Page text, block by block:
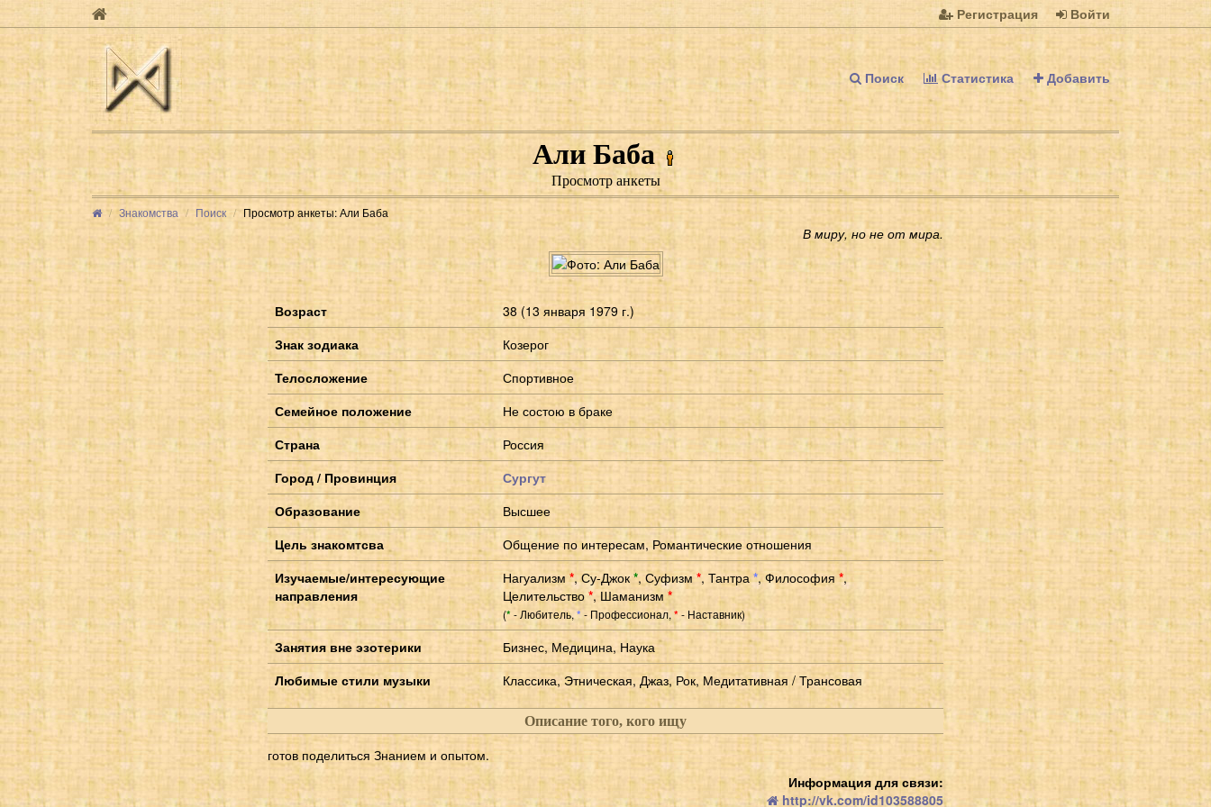
Регистрация Войти
Поиск Статистика Добавить
Али Баба
Просмотр анкеты
Знакомства Поиск Просмотр анкеты: Али Баба
В миру, но не от мира.
Возраст
38 (13 января 1979 г.)
Знак зодиака
Козерог
Телосложение
Спортивное
Семейное положение
Не состою в браке
Страна
Россия
Город / Провинция
Сургут
Образование
Высшее
Цель знакомтсва
Общение по интересам, Романтические отношения
Изучаемые/интересующие
направления
Нагуализм*, Су-Джок*, Суфизм *, Тантра*,Философия*,
Целительство *,Шаманизм*
(*- Любитель,*- Профессионал,*- Наставник)
Занятия вне эзотерики
Бизнес, Медицина, Наука
Любимые стили музыки
Классика, Этническая, Джаз, Рок, Медитативная / Трансовая
Описание того, кого ищу
готов поделиться Знанием и опытом.
Информация для связи:
http://vk.com/id103588805